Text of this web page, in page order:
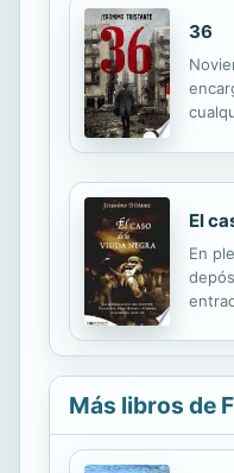
36
El
En
Más libros de